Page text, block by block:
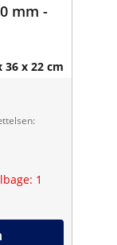
mm -
36 x 22 cm
1